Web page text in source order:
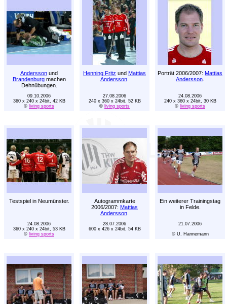
Andersson und
Brandenburgmachen
Dehnübungen.
Henning Fritz und Mattias
Andersson
Porträt 2006/2007: Mattias
Andersson
09.10.2006
360 x 240 x 24bit, 42 KB
© living sports
27.08.2006
240 x 360 x 24bit, 52 KB
© living sports
24.08.2006
240 x 360 x 24bit, 30 KB
© living sports
Testspiel in Neumünster.
Autogrammkarte
2006/2007: Mattias
Andersson
Ein weiterer Trainingstag
in Felde.
24.08.2006
360 x 240 x 24bit, 53 KB
© living sports
28.07.2006
600 x 426 x 24bit, 54 KB
21.07.2006
© U. Hannemann